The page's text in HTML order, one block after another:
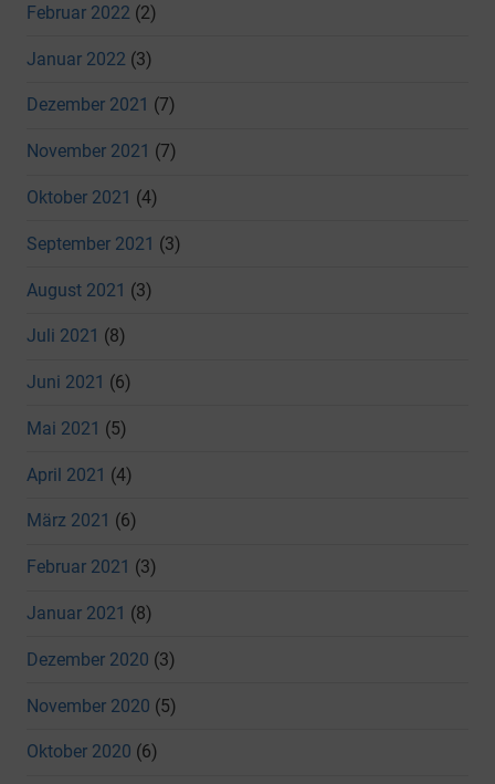
Februar 2022 (2)
Januar 2022 (3)
Dezember 2021 (7)
November 2021 (7)
Oktober 2021 (4)
September 2021 (3)
August 2021 (3)
Juli 2021 (8)
Juni 2021 (6)
Mai 2021 (5)
April 2021 (4)
März 2021 (6)
Februar 2021 (3)
Januar 2021 (8)
Dezember 2020 (3)
November 2020 (5)
Oktober 2020 (6)